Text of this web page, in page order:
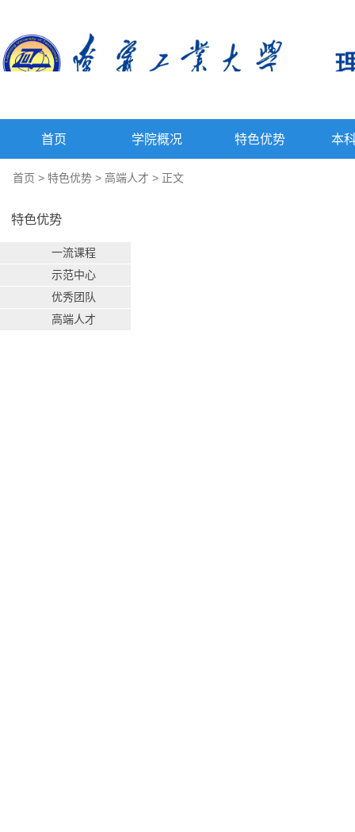
首页 学院概况 特色优势 本
首页 > 特色优势 > 高端人才 > 正文
特色优势
一流课程
示范中心
优秀团队
高端人才